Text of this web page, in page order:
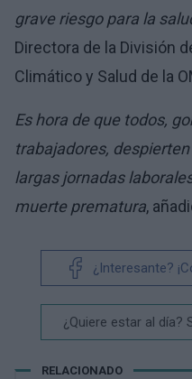
grave riesgo para la
Directora de la División
Climático y Salud de la
Es hora de que todos,
trabajadores,
largas jornadas
muerte prematura,
¿Interesante?
¿Quiere estar al día?
RELACIONADO